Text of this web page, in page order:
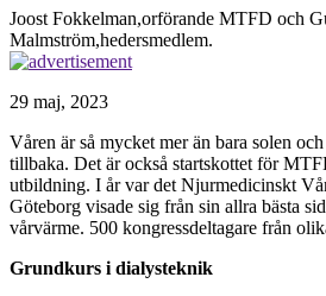
Joost Fokkelman,orförande MTFD och
Malmström,hedersmedlem.
29 maj, 2023
Våren är så mycket mer än bara solen
tillbaka. Det är också startskottet för
utbildning. I år var det Njurmedicinskt
Göteborg visade sig från sin allra bästa
vårvärme. 500 kongressdeltagare från
Grundkurs i dialysteknik